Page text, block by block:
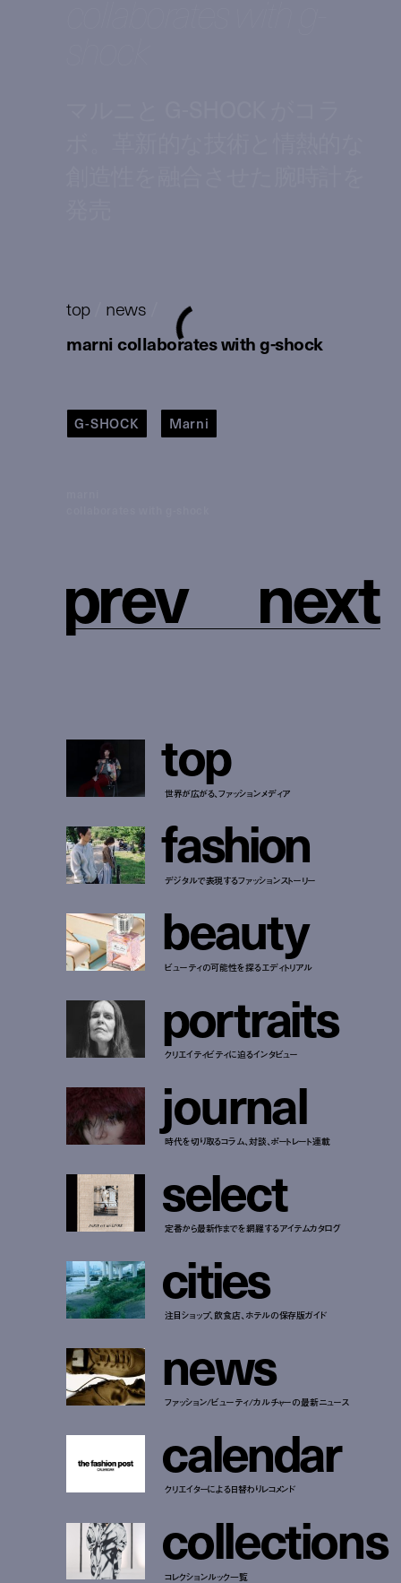
top/ news
marni collaborates with g-shock
G-SHOCK Marni
prev next
top
世界が広がる、ファッションメディア
fashion
デジタルで表現するファッションストーリー
beauty
ビューティの可能性を探るエディトリアル
portraits
クリエイティビティに迫るインタビュー
journal
時代を切り取るコラム、対談、ポートレート連載
select
定番から最新作までを網羅するアイテムカタログ
cities
注目ショップ、飲食店、ホテルの保存版ガイド
news
ファッション/ビューティ/カルチャーの最新ニュース
calendar
クリエイターによる日替わりレコメンド
collections
コレクションルック一覧